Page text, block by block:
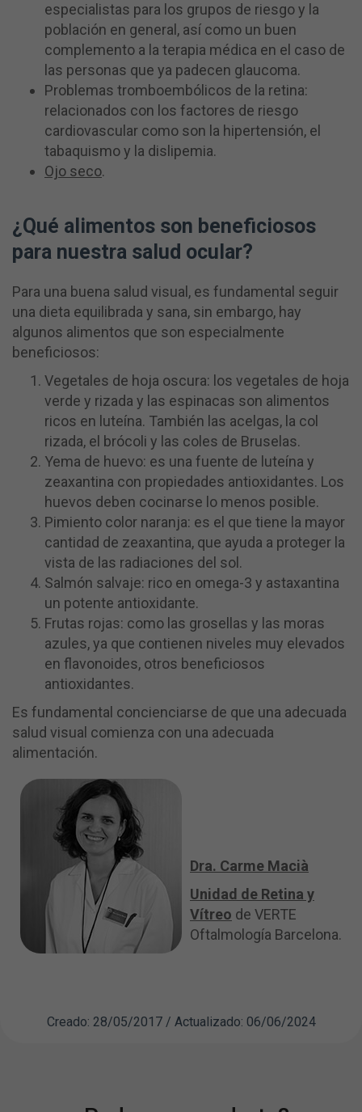
especialistas para los grupos de riesgo y la
población en general, así como un buen
complemento a la terapia médica en el caso de
las personas que ya padecen glaucoma.
Problemas tromboembólicos de la retina:
relacionados con los factores de riesgo
cardiovascular como son la hipertensión, el
tabaquismo y la dislipemia.
Ojo seco.
¿Qué alimentos son beneficiosos
para nuestra salud ocular?
Para una buena salud visual, es fundamental seguir
una dieta equilibrada y sana, sin embargo, hay
algunos alimentos que son especialmente
beneficiosos:
Vegetales de hoja oscura: los vegetales de hoja
verde y rizada y las espinacas son alimentos
ricos en luteína. También las acelgas, la col
rizada, el brócoli y las coles de Bruselas.
Yema de huevo: es una fuente de luteína y
zeaxantina con propiedades antioxidantes. Los
huevos deben cocinarse lo menos posible.
Pimiento color naranja: es el que tiene la mayor
cantidad de zeaxantina, que ayuda a proteger la
vista de las radiaciones del sol.
Salmón salvaje: rico en omega-3 y astaxantina
un potente antioxidante.
Frutas rojas: como las grosellas y las moras
azules, ya que contienen niveles muy elevados
en flavonoides, otros beneficiosos
antioxidantes.
Es fundamental concienciarse de que una adecuada
salud visual comienza con una adecuada
alimentación.
Dra. Carme Macià
Unidad de Retina y
Vítreo de VERTE
Oftalmología Barcelona.
Creado: 28/05/2017 / Actualizado: 06/06/2024